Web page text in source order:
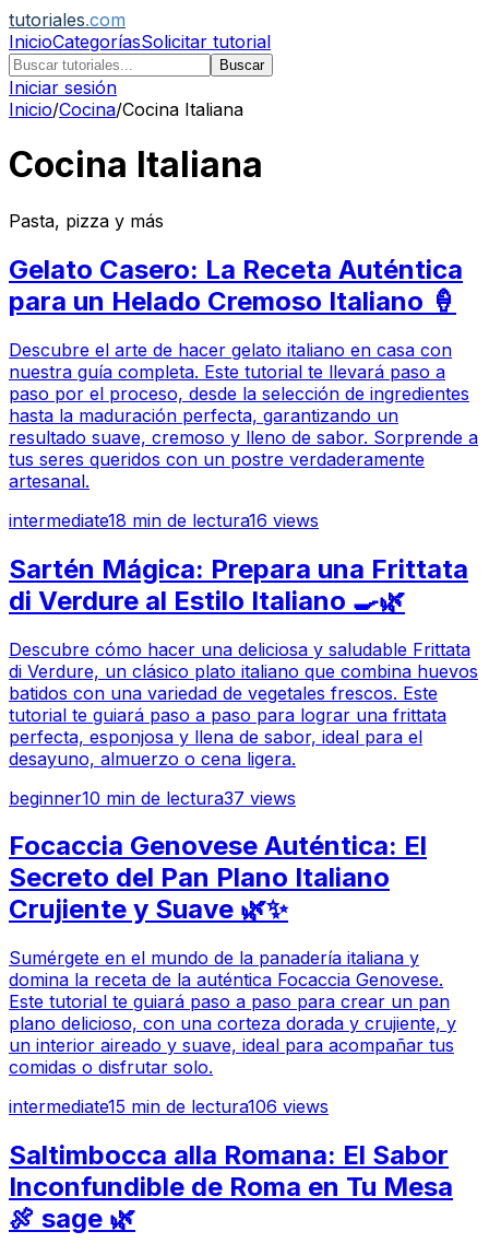
tutoriales.com
InicioCategoríasSolicitar tutorial
Buscar
Iniciar sesión
Inicio/Cocina/Cocina Italiana
Cocina Italiana
Pasta, pizza y más
Gelato Casero: La Receta Auténtica
para un Helado Cremoso Italiano 🍦
Descubre el arte de hacer gelato italiano en casa con
nuestra guía completa. Este tutorial te llevará paso a
paso por el proceso, desde la selección de ingredientes
hasta la maduración perfecta, garantizando un
resultado suave, cremoso y lleno de sabor. Sorprende a
tus seres queridos con un postre verdaderamente
artesanal.
intermediate18 min de lectura16 views
Sartén Mágica: Prepara una Frittata
di Verdure al Estilo Italiano 🍳🌿
Descubre cómo hacer una deliciosa y saludable Frittata
di Verdure, un clásico plato italiano que combina huevos
batidos con una variedad de vegetales frescos. Este
tutorial te guiará paso a paso para lograr una frittata
perfecta, esponjosa y llena de sabor, ideal para el
desayuno, almuerzo o cena ligera.
beginner10 min de lectura37 views
Focaccia Genovese Auténtica: El
Secreto del Pan Plano Italiano
Crujiente y Suave 🌿✨
Sumérgete en el mundo de la panadería italiana y
domina la receta de la auténtica Focaccia Genovese.
Este tutorial te guiará paso a paso para crear un pan
plano delicioso, con una corteza dorada y crujiente, y
un interior aireado y suave, ideal para acompañar tus
comidas o disfrutar solo.
intermediate15 min de lectura106 views
Saltimbocca alla Romana: El Sabor
Inconfundible de Roma en Tu Mesa
🍖 sage 🌿